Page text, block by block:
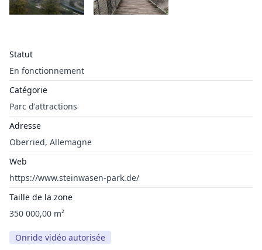
Statut
En fonctionnement
Catégorie
Parc d'attractions
Adresse
Oberried, Allemagne
Web
https://www.steinwasen-park.de/
Taille de la zone
350 000,00 m²
Onride vidéo autorisée